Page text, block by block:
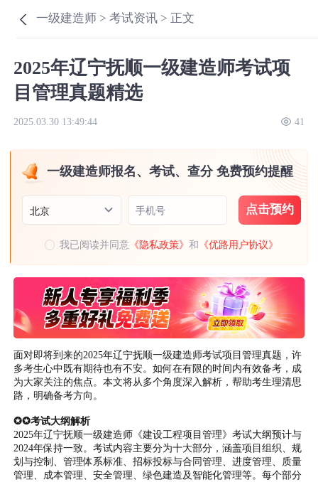
一级建造师 >考试资讯 > 正文
2025年辽宁抚顺一级建造师考试项
目管理真题精选
2025.03.30 13:49:44 41
一级建造师报名、考试、查分 免费预约提醒
北京 手机号 点击预约
我已阅读并同意 《隐私政策》和 《优路用户协议》
面对即将到来的2025年辽宁抚顺一级建造师考试项目管理真题，许
多考生心中既有期待也有不安。如何在有限的时间内有效备考，成
为大家关注的焦点。本文将从多个角度深入解析，帮助考生理清思
路，明确备考方向。
✪✪考试大纲解析
2025年辽宁抚顺一级建造师《建设工程项目管理》考试大纲预计与
2024年保持一致。考试内容主要分为十大部分，涵盖项目组织、规
划与控制、管理体系标准、招标投标与合同管理、进度管理、质量
管理、成本管理、安全管理、绿色建造及智能化管理等。每个部分